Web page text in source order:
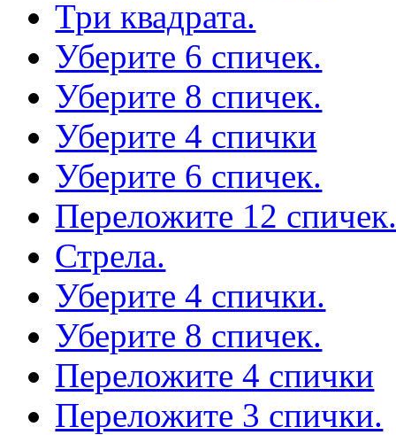
Три квадрата.
Уберите 6 спичек.
Уберите 8 спичек.
Уберите 4 спички
Уберите 6 спичек.
Переложите 12
Стрела.
Уберите 4 спички.
Уберите 8 спичек.
Переложите 4 спички
Переложите 3 спички.